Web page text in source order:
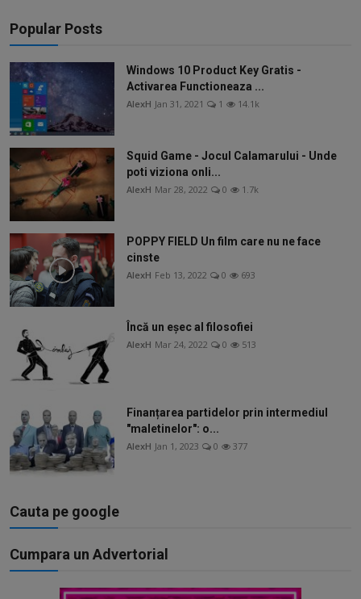
Popular Posts
Windows 10 Product Key Gratis -
Activarea Functioneaza ...
AlexH Jan 31, 2021 1 14.1k
Squid Game - Jocul Calamarului - Unde
poti viziona onli...
AlexH Mar 28, 2022 0 1.7k
POPPY FIELD Un film care nu ne face
cinste
AlexH Feb 13, 2022 0 693
Încă un eșec al filosofiei
AlexH Mar 24, 2022 0 513
Finanțarea partidelor prin intermediul
"maletinelor": o...
AlexH Jan 1, 2023 0 377
Cauta pe google
Cumpara un Advertorial